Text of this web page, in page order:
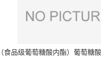
（食品级葡萄糖酸内酯）葡萄糖